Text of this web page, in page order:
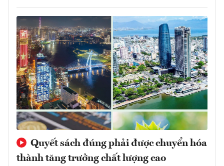
Quyết sách đúng phải được chuyển hóa
thành tăng trưởng chất lượng cao